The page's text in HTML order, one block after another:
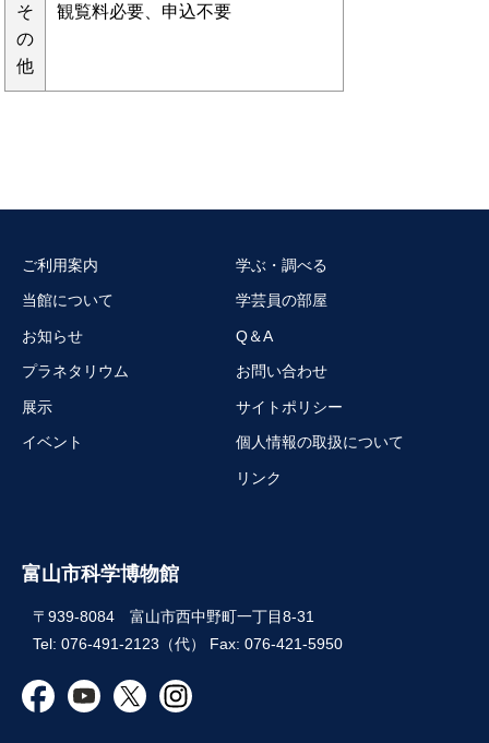
そ
の
他
観覧料必要、申込不要
富山市科学博物館
〒939-8084 富山市西中野町一丁目8-31
Tel: 076-491-2123（代） Fax: 076-421-5950
ご利用案内
当館について
お知らせ
プラネタリウム
展示
イベント
学ぶ・調べる
学芸員の部屋
Q＆A
お問い合わせ
サイトポリシー
個人情報の取扱について
リンク